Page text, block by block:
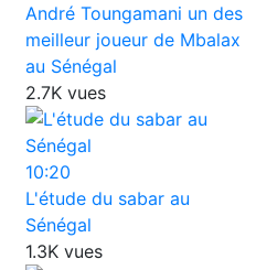
André Toungamani un des
meilleur joueur de Mbalax
au Sénégal
2.7K vues
10:20
L'étude du sabar au
Sénégal
1.3K vues